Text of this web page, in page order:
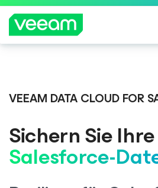
MEH
ERFA
HRE
N
Plattform. Volle Kontrolle.
JETZT INFORMIEREN
VEEAM DATA CLOUD FOR
Sichern Sie Ihre
Salesforce-